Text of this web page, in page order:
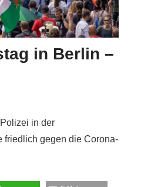
in Berlin –
in der
friedlich gegen die Corona-